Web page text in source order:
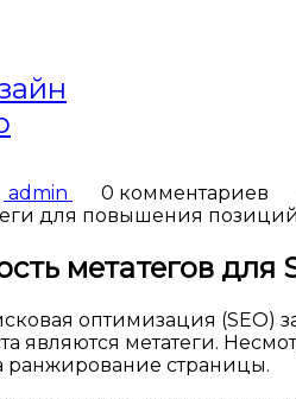
admin 0 комментариев
метатегов для
оптимизация (SEO)
являются метатеги.
страницы.